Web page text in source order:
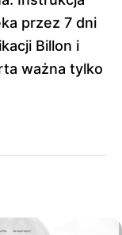
przez 7 dni
Billon i
ważna tylko